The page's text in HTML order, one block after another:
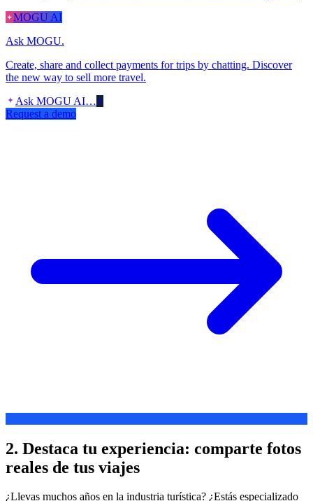
MOGU AI
Ask MOGU.
Create, share and collect payments for trips by chatting. Discover
the new way to sell more travel.
Ask MOGU AI…
Request a demo
2. Destaca tu experiencia: comparte fotos
reales de tus viajes
¿Llevas muchos años en la industria turística? ¿Estás especializado